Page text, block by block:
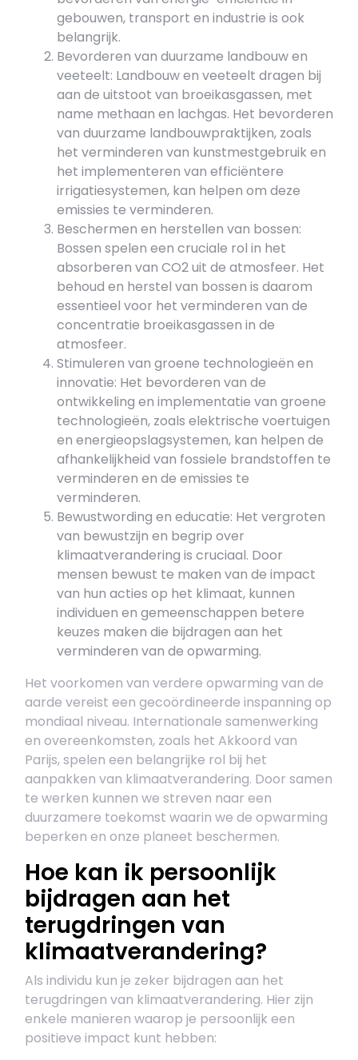
gebouwen, transport en industrie is ook
belangrijk.
Bevorderen van duurzame landbouw en
veeteelt: Landbouw en veeteelt dragen bij
aan de uitstoot van broeikasgassen, met
name methaan en lachgas. Het bevorderen
van duurzame landbouwpraktijken, zoals
het verminderen van kunstmestgebruik en
het implementeren van efficiëntere
irrigatiesystemen, kan helpen om deze
emissies te verminderen.
Beschermen en herstellen van bossen:
Bossen spelen een cruciale rol in het
absorberen van CO2 uit de atmosfeer. Het
behoud en herstel van bossen is daarom
essentieel voor het verminderen van de
concentratie broeikasgassen in de
atmosfeer.
Stimuleren van groene technologieën en
innovatie: Het bevorderen van de
ontwikkeling en implementatie van groene
technologieën, zoals elektrische voertuigen
en energieopslagsystemen, kan helpen de
afhankelijkheid van fossiele brandstoffen te
verminderen en de emissies te
verminderen.
Bewustwording en educatie: Het vergroten
van bewustzijn en begrip over
klimaatverandering is cruciaal. Door
mensen bewust te maken van de impact
van hun acties op het klimaat, kunnen
individuen en gemeenschappen betere
keuzes maken die bijdragen aan het
verminderen van de opwarming.
Het voorkomen van verdere opwarming van de
aarde vereist een gecoördineerde inspanning op
mondiaal niveau. Internationale samenwerking
en overeenkomsten, zoals het Akkoord van
Parijs, spelen een belangrijke rol bij het
aanpakken van klimaatverandering. Door samen
te werken kunnen we streven naar een
duurzamere toekomst waarin we de opwarming
beperken en onze planeet beschermen.
Hoe kan ik persoonlijk
bijdragen aan het
terugdringen van
klimaatverandering?
Als individu kun je zeker bijdragen aan het
terugdringen van klimaatverandering. Hier zijn
enkele manieren waarop je persoonlijk een
positieve impact kunt hebben: